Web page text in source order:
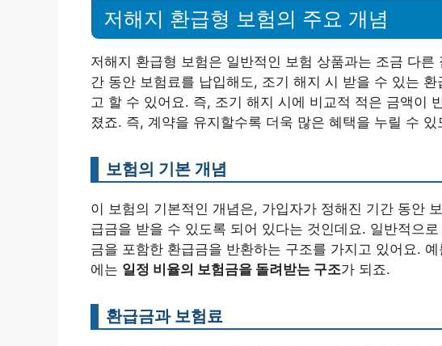
저해지 환급형 보험의 주요 개념
저해지 환급형 보험은 일반적인 보험 상품과는 조금 다
간 동안 보험료를 납입해도, 조기 해지 시 받을 수 있는
고 할 수 있어요. 즉, 조기 해지 시에 비교적 적은 금액이
졌죠. 즉, 계약을 유지할수록 더욱 많은 혜택을 누릴 수
보험의 기본 개념
이 보험의 기본적인 개념은, 가입자가 정해진 기간 동안
급금을 받을 수 있도록 되어 있다는 것인데요. 일반적으
금을 포함한 환급금을 반환하는 구조를 가지고 있어요.
에는 일정 비율의 보험금을 돌려받는 구조가 되죠.
환급금과 보험료